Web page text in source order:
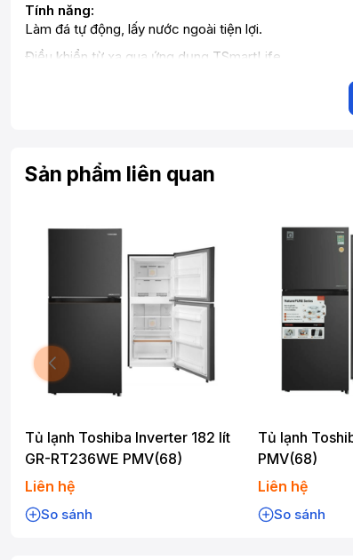
Tính năng:
Làm đá tự động, lấy nước ngoài tiện lợi.
Điều khiển từ xa qua ứng dụng TSmartLife.
Bảo quản thực phẩm tốt.
Kích thước lớn, có thể không phù hợp với mọi không
Tóm tắt các tính năng chính:
Ngăn lạnh:
Dung tích lớn, nhiều ngăn chứa, bảo quản
Ngăn đá:Dung tích lớn, làm đá tự động, nhiều ngăn
Công nghệ bảo quản: PureAir khử mùi, diệt khuẩn,
Tính năng thông minh:
Điều khiển từ xa, làm đá tự
Tổng kết:
Sản phẩm liên quan
Tủ lạnh Toshiba Inverter 182 lít
GR-RT236WE PMV(68)
Liên hệ
So sánh
Tủ lạnh
PMV(68)
Liên hệ
So sánh